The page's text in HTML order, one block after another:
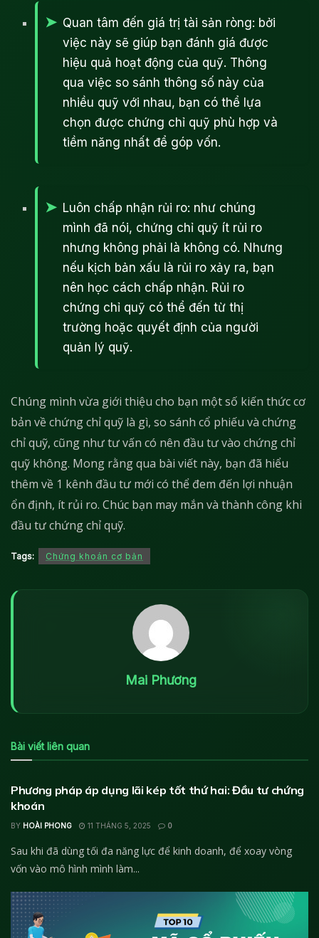
Quan tâm đến giá trị tài sản ròng: bởi
việc này sẽ giúp bạn đánh giá được
hiệu quả hoạt động của quỹ. Thông
qua việc so sánh thông số này của
nhiều quỹ với nhau, bạn có thể lựa
chọn được chứng chỉ quỹ phù hợp và
tiềm năng nhất để góp vốn.
Luôn chấp nhận rủi ro: như chúng
mình đã nói, chứng chỉ quỹ ít rủi ro
nhưng không phải là không có. Nhưng
nếu kịch bản xấu là rủi ro xảy ra, bạn
nên học cách chấp nhận. Rủi ro
chứng chỉ quỹ có thể đến từ thị
trường hoặc quyết định của người
quản lý quỹ.
Chúng mình vừa giới thiệu cho bạn một số kiến thức cơ
bản về chứng chỉ quỹ là gì, so sánh cổ phiếu và chứng
chỉ quỹ, cũng như tư vấn có nên đầu tư vào chứng chỉ
quỹ không. Mong rằng qua bài viết này, bạn đã hiểu
thêm về 1 kênh đầu tư mới có thể đem đến lợi nhuận
ổn định, ít rủi ro. Chúc bạn may mắn và thành công khi
đầu tư chứng chỉ quỹ.
Tags: Chứng khoán cơ bản
Mai Phương
Bài viết liên quan
KIẾN THỨC CHỨNG KHOÁN
Phương pháp áp dụng lãi kép tốt thứ hai: Đầu tư chứng
khoán
BY HOÀI PHONG 11 THÁNG 5, 2025 0
Sau khi đã dùng tối đa năng lực để kinh doanh, để xoay vòng
vốn vào mô hình mình làm...